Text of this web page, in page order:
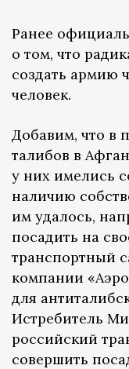
Ранее
о том, что
создать армию
человек.
Добавим, что в
талибов в
у них имелись
наличию
им удалось,
посадить на
транспортный
компании
для
Истребитель
российский
совершить